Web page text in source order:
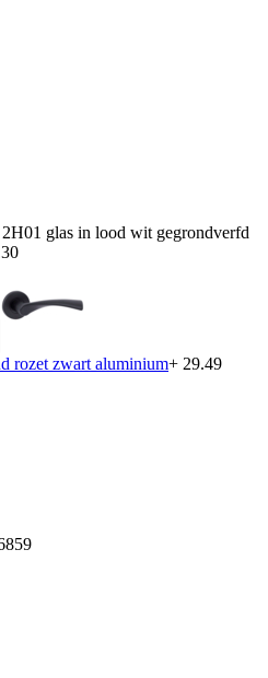
glas in lood wit gegrondverfd
rozet zwart aluminium+ 29.49